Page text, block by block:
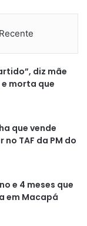
Recente
diz mãe
morta que
que vende
TAF da PM do
e 4 meses que
em Macapá